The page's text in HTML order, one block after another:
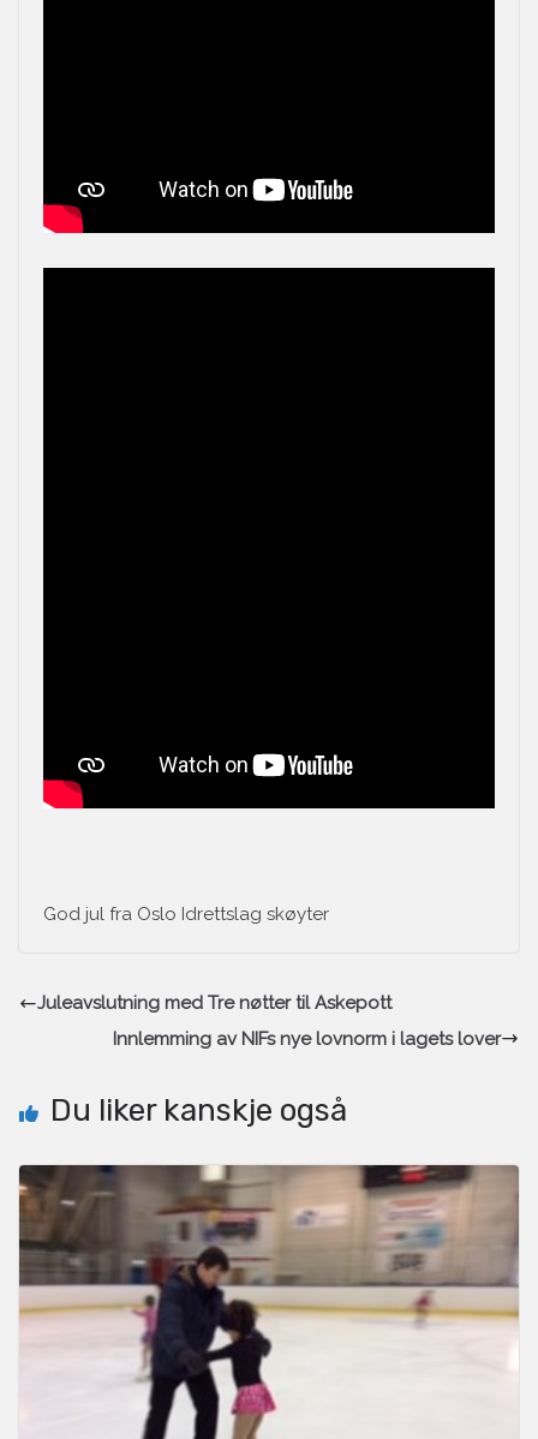
God jul fra Oslo Idrettslag skøyter
Juleavslutning med Tre nøtter til Askepott
Innlemming av NIFs nye lovnorm i lagets lover
Du liker kanskje også